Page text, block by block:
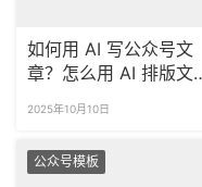
如何用 AI 写公众号文
章？怎么用 AI 排版文
2025年10月10日
公众号模板